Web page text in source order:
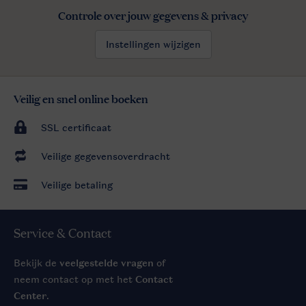
Controle over jouw gegevens & privacy
Instellingen wijzigen
Veilig en snel online boeken
SSL certificaat
Veilige gegevensoverdracht
Veilige betaling
Service & Contact
Bekijk de veelgestelde vragen of
neem contact op met het Contact
Center.